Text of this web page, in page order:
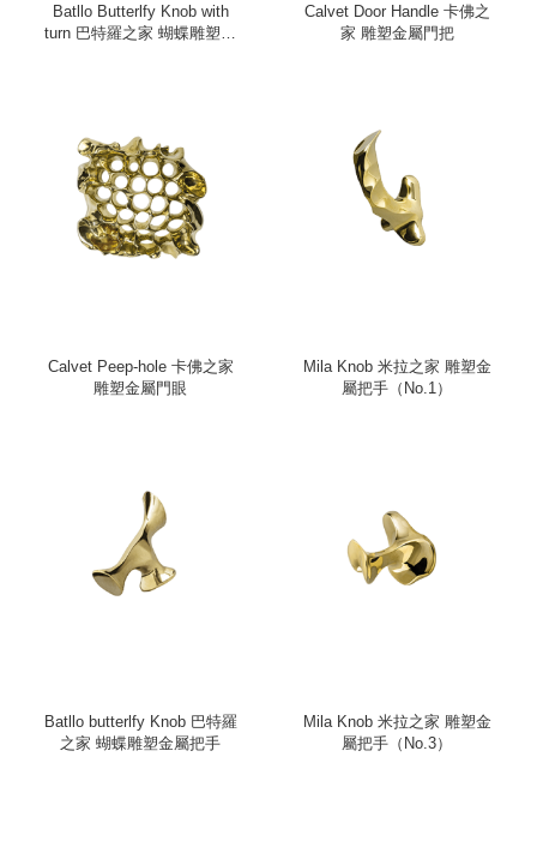
Batllo Butterlfy Knob with
turn 巴特羅之家 蝴蝶雕塑金
Calvet Door Handle 卡佛之
家 雕塑金屬門把
Calvet Peep-hole 卡佛之家
雕塑金屬門眼
Mila Knob 米拉之家 雕塑金
屬把手（No.1）
Batllo butterlfy Knob 巴特羅
之家 蝴蝶雕塑金屬把手
Mila Knob 米拉之家 雕塑金
屬把手（No.3）